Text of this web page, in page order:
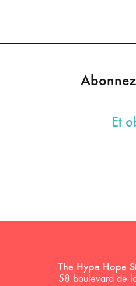
Et
The Hype Hope
58 boulevard de